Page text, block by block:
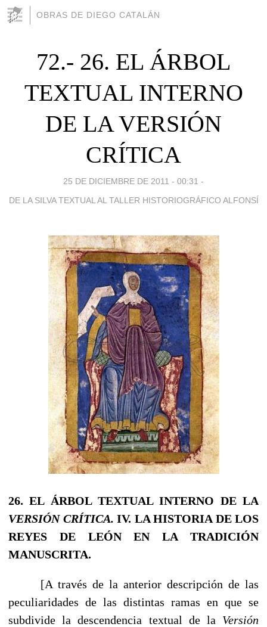
OBRAS DE DIEGO CATALÁN
72.- 26. EL ÁRBOL
TEXTUAL INTERNO
DE LA VERSIÓN
CRÍTICA
25 DE DICIEMBRE DE 2011 - 00:31 -
DE LA SILVA TEXTUAL AL TALLER HISTORIOGRÁFICO ALFONSÍ
26.EL ÁRBOL TEXTUAL INTERNO DE LA
VERSIÓN CRÍTICA. IV. LA HISTORIA DE LOS
REYES DE LEÓNEN LA TRADICIÓN
MANUSCRITA.
[A través de la anterior descripción de las
peculiaridades de las distintas ramas en que se
subdivide la descendencia textual de la Versión